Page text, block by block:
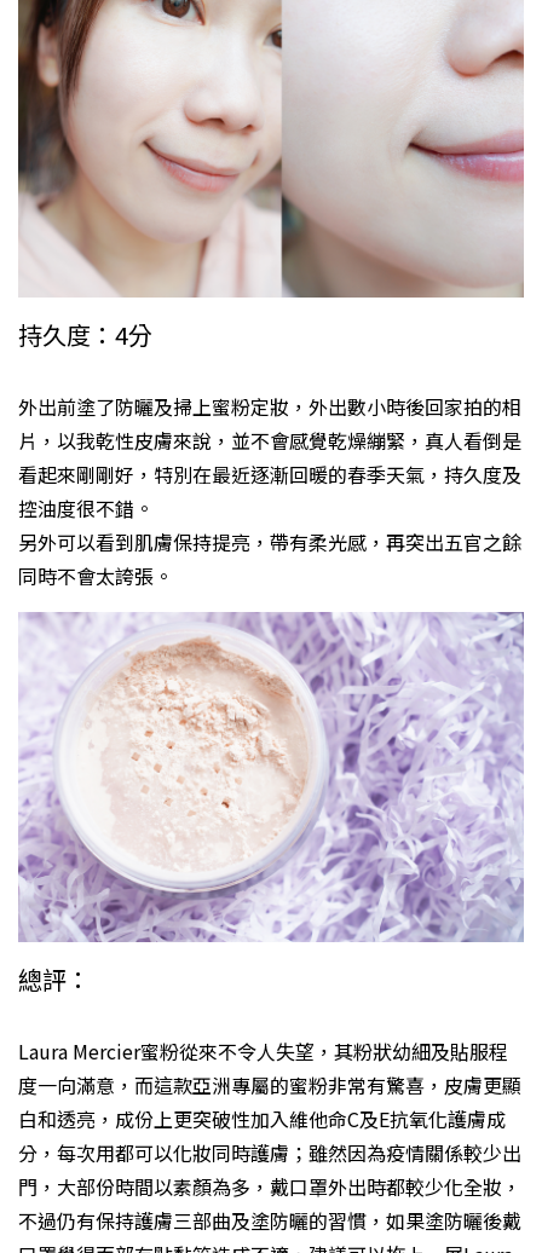
持久度：4分
外出前塗了防曬及掃上蜜粉定妝，外出數小時後回家拍的相
片，以我乾性皮膚來說，並不會感覺乾燥繃緊，真人看倒是
看起來剛剛好，特別在最近逐漸回暖的春季天氣，持久度及
控油度很不錯。
另外可以看到肌膚保持提亮，帶有柔光感，再突出五官之餘
同時不會太誇張。
總評：
Laura Mercier蜜粉從來不令人失望，其粉狀幼細及貼服程
度一向滿意，而這款亞洲專屬的蜜粉非常有驚喜，皮膚更顯
白和透亮，成份上更突破性加入維他命C及E抗氧化護膚成
分，每次用都可以化妝同時護膚；雖然因為疫情關係較少出
門，大部份時間以素顏為多，戴口罩外出時都較少化全妝，
不過仍有保持護膚三部曲及塗防曬的習慣，如果塗防曬後戴